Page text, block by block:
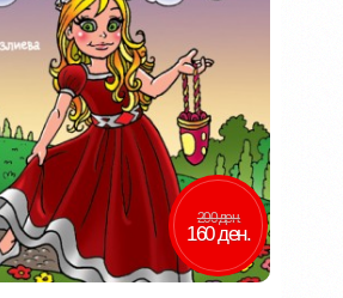
200 ден.
160 ден.